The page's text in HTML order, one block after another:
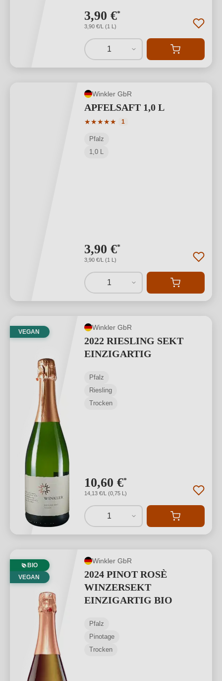
3,90 €*
3,90 €/L (1 L)
1
Winkler GbR
APFELSAFT 1,0 L
★★★★★
Durchschnittliche Bewertung von 5
1
Pfalz
1,0 L
3,90 €*
3,90 €/L (1 L)
1
VEGAN
Winkler GbR
2022 RIESLING SEKT
EINZIGARTIG
Pfalz
Riesling
Trocken
10,60 €*
14,13 €/L (0,75 L)
1
BIO
VEGAN
Winkler GbR
2024 PINOT ROSÈ
WINZERSEKT
EINZIGARTIG BIO
Pfalz
Pinotage
Trocken